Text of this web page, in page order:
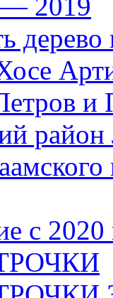
дерево
и
район
с 2020